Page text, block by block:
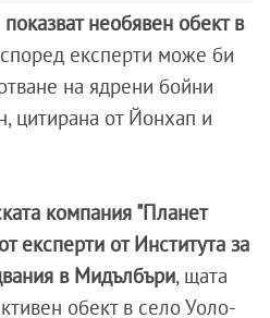
необявен обект в
експерти може би
на ядрени бойни
цитирана от Йонхап и
компания "Планет
експерти от Института за
в Мидълбъри, щата
обект в село Уоло-